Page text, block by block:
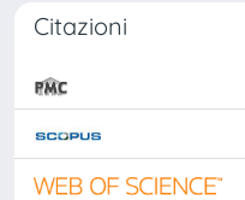
Citazioni